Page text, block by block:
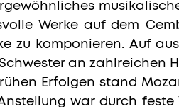
Werke auf dem
zu komponieren. Auf
an zahlreichen
Erfolgen stand
war durch